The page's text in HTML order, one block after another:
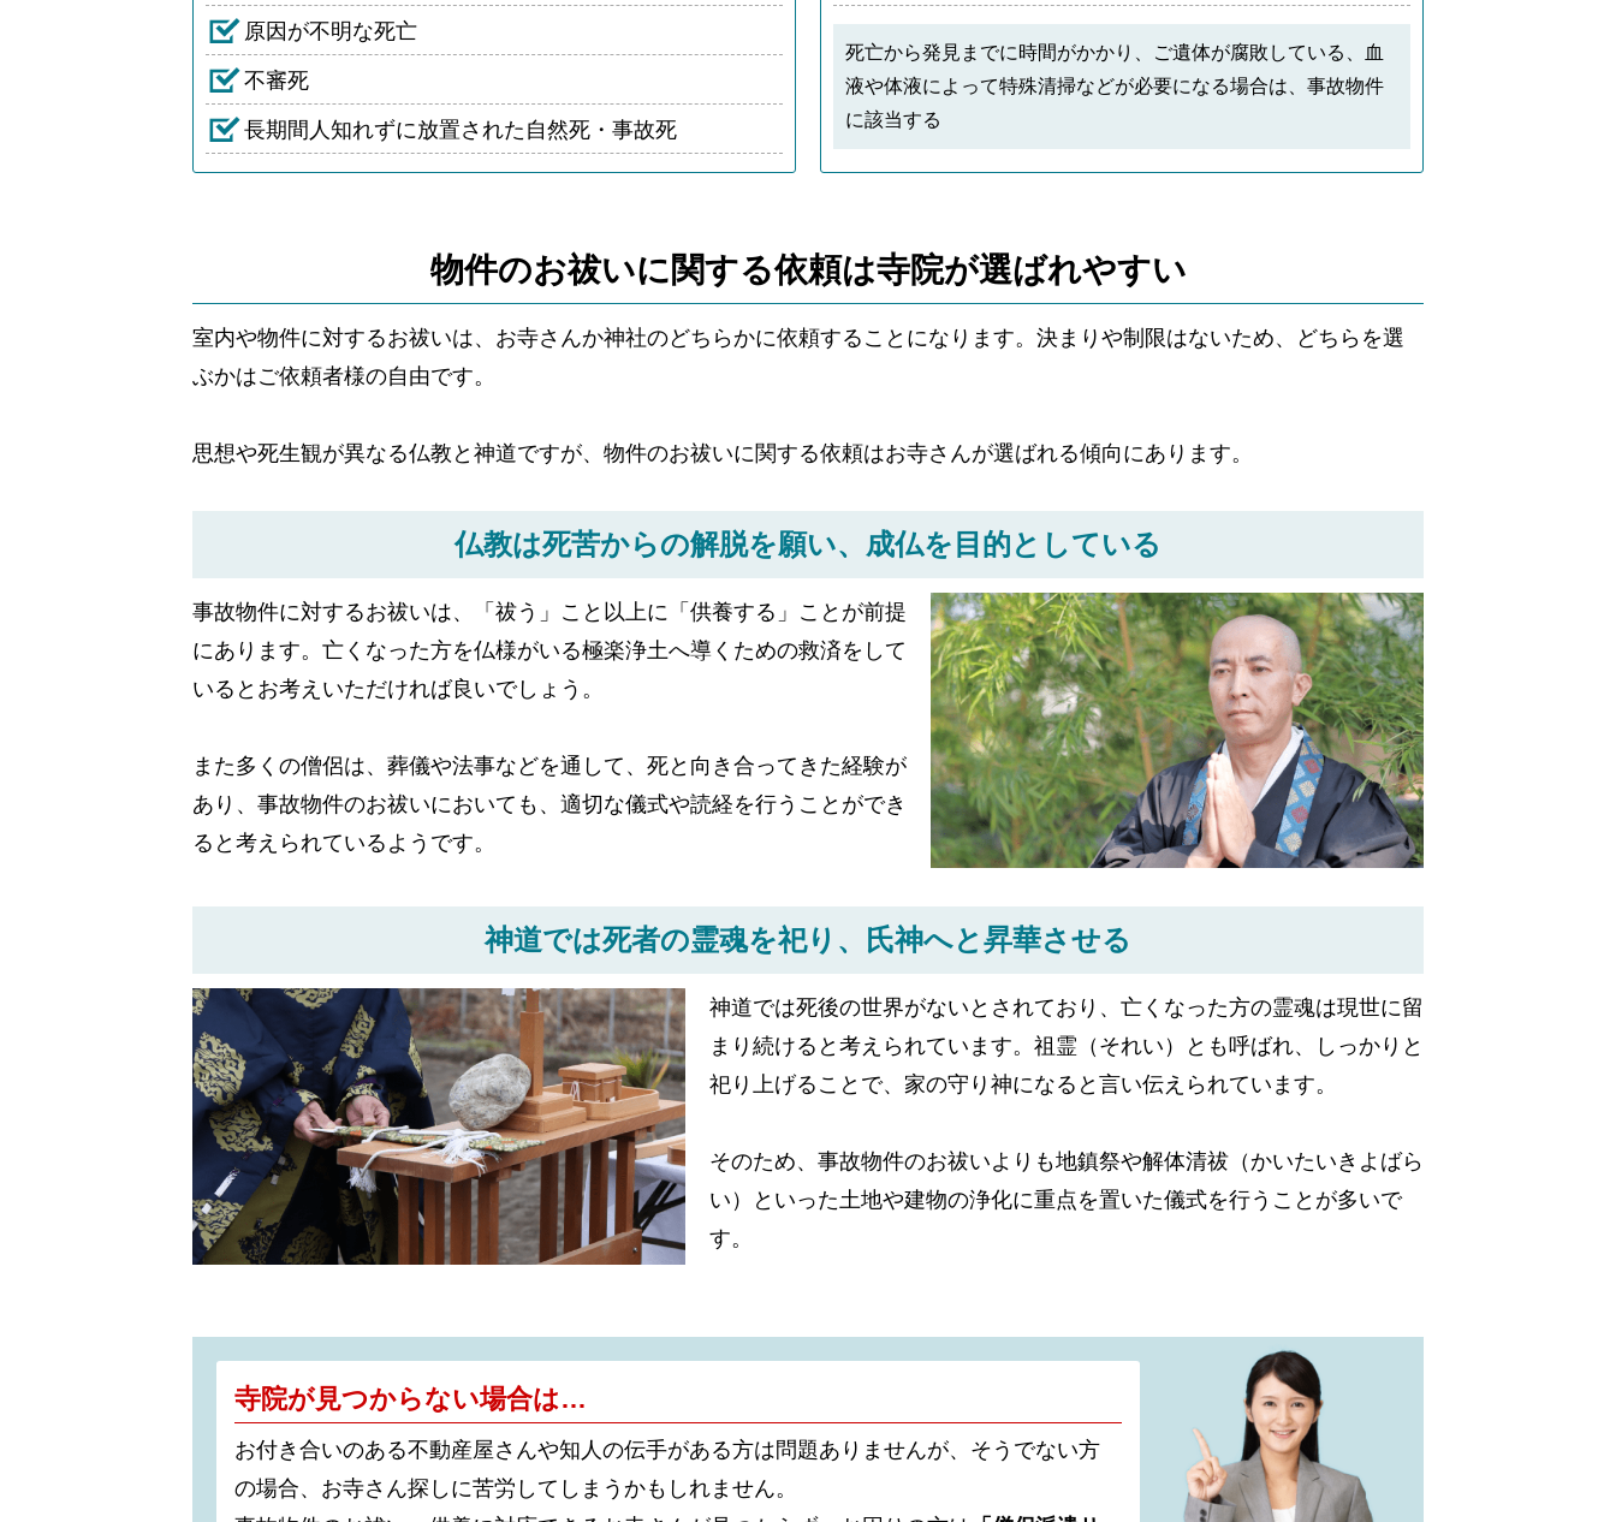
原因が不明な死亡
不審死
長期間人知れずに放置された自然死・事故死
死亡から発見までに時間がかかり、ご遺体が腐敗している、血
液や体液によって特殊清掃などが必要になる場合は、事故物件
に該当する
物件のお祓いに関する依頼は寺院が選ばれやすい
室内や物件に対するお祓いは、お寺さんか神社のどちらかに依頼することになります。決まりや制限はないため、どちらを選
ぶかはご依頼者様の自由です。
思想や死生観が異なる仏教と神道ですが、物件のお祓いに関する依頼はお寺さんが選ばれる傾向にあります。
仏教は死苦からの解脱を願い、 成仏を目的としている
事故物件に対するお祓いは、「祓う」こと以上に「供養する」ことが前提
にあります。亡くなった方を仏様がいる極楽浄土へ導くための救済をして
いるとお考えいただければ良いでしょう。
また多くの僧侶は、葬儀や法事などを通して、死と向き合ってきた経験が
あり、事故物件のお祓いにおいても、適切な儀式や読経を行うことができ
ると考えられているようです。
神道では死者の霊魂を祀り、 氏神へと昇華させる
神道では死後の世界がないとされており、亡くなった方の霊魂は現世に留
まり続けると考えられています。祖霊（それい）とも呼ばれ、しっかりと
祀り上げることで、家の守り神になると言い伝えられています。
そのため、事故物件のお祓いよりも地鎮祭や解体清祓（かいたいきよばら
い）といった土地や建物の浄化に重点を置いた儀式を行うことが多いで
す。
寺院が見つからない場合は…
お付き合いのある不動産屋さんや知人の伝手がある方は問題ありませんが、そうでない方
の場合、お寺さん探しに苦労してしまうかもしれません。